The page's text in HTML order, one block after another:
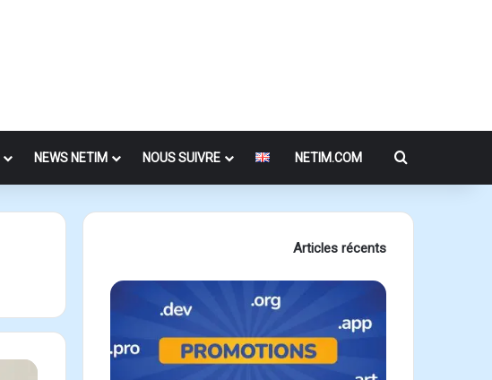
NEWS NETIM NOUS SUIVRE NETIM.COM Rechercher
Articles récents